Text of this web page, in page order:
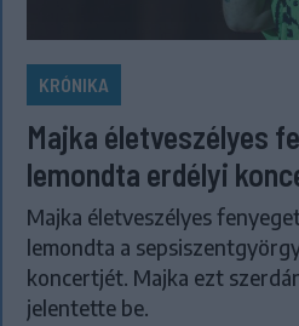
KRÓNIKA
Majka életveszélyes
lemondta erdélyi
Majka életveszélyes
lemondta a
koncertjét. Majka ezt
jelentette be.